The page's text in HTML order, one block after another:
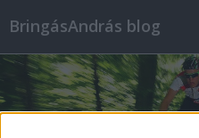
BringásAndrás blog